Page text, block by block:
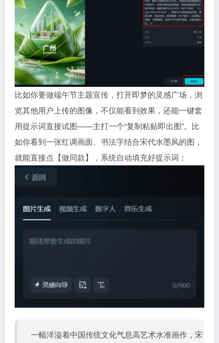
比如你要做端午节主题宣传，打开即梦的灵感广场，浏
览其他用户上传的图像，不仅能看到效果，还能一键套
用提示词直接试图——主打一个“复制粘贴即出图”。比
如你看到一张红调画面、书法字结合宋代水墨风的图，
就能直接点【做同款】，系统自动填充好提示词：
一幅洋溢着中国传统文化气息高艺术水准画作，宋